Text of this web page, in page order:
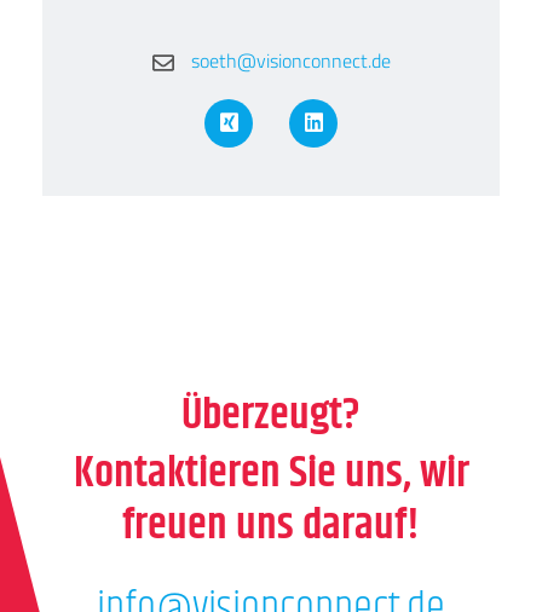
soeth@visionconnect.de
XING
LinkedIn
Überzeugt?
Kontaktieren Sie uns, wir
freuen uns darauf!